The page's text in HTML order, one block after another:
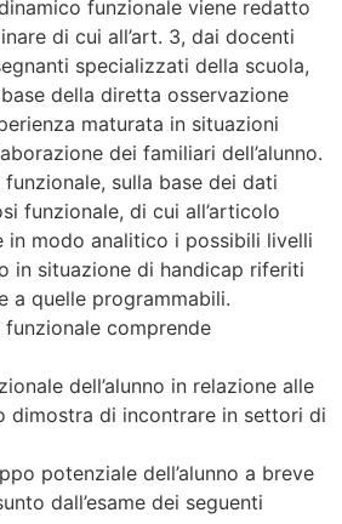
funzionale viene redatto
di cui all’art. 3, dai docenti
specializzati della scuola,
della diretta osservazione
maturata in situazioni
dei familiari dell’alunno.
sulla base dei dati
funzionale, di cui all’articolo
in modo analitico i possibili livelli
in situazione di handicap riferiti
a quelle programmabili.
comprende
dell’alunno in relazione alle
dimostra di incontrare in settori di
potenziale dell’alunno a breve
dall’esame dei seguenti